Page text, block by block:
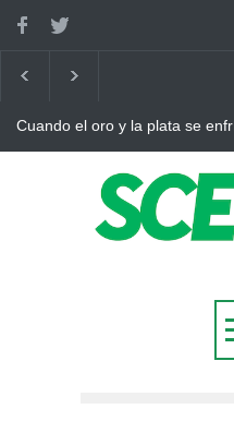
Cuando el oro y la plata se